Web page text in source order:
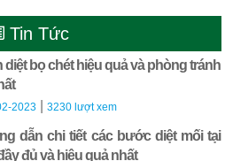
Tin Tức
diệt bọ chét hiệu quả và phòng tránh
2023| 3230 lượt xem
dẫn chi tiết các bước diệt mối tại
đủ và hiệu quả nhất